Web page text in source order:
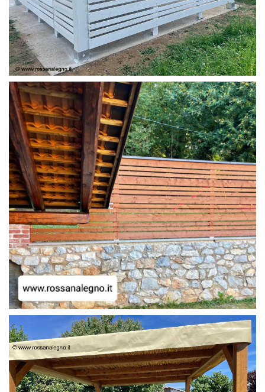
FRANGIVISTA